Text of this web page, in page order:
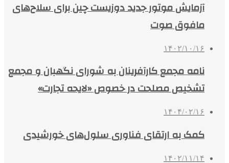
آزمایش موتور جدید دوزیست چین برای سلاح‌های
مافوق صوت
۱۴۰۲/۱۰/۱۶
نامه مجمع کارآفرینان به شورای نگهبان و مجمع
تشخیص مصلحت در خصوص «لایحه تجارت»
۱۴۰۴/۰۲/۱۶
کمک به ارتقای فناوری سلول‌های خورشیدی
۱۴۰۲/۱۱/۱۴